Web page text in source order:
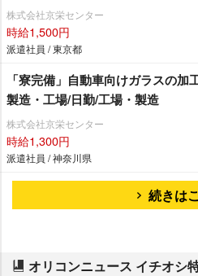
株式会社京栄センター
時給1,500円
派遣社員 / 東京都
「寮完備」自動車向けガラスの
製造・工場/日勤/工場・製造
株式会社京栄センター
時給1,300円
派遣社員 / 神奈川県
続きは
オリコンニュース イチオシ